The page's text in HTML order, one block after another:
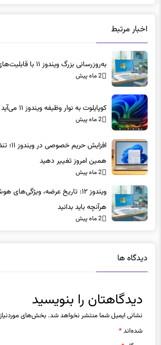
همین امروز تغییر دهید
ویندوز ۱۲: تاریخ عرضه،
هرآنچه باید بدانید
2 ماه پیش
نشانی ایمیل شما منتشر نخواهد شد.بخش‌های موردنیاز
شده‌اند*
دیدگاه*